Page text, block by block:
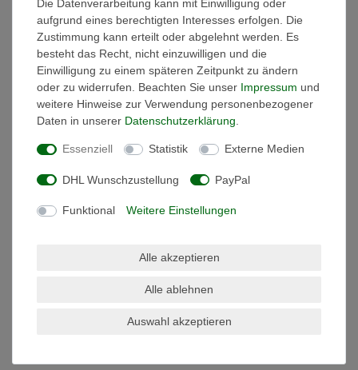
LED Flutlicht VIDEX-Fluter-Hoch
Effizienz Fluter DAVIS
Die Datenverarbeitung kann mit Einwilligung oder
aufgrund eines berechtigten Interesses erfolgen. Die
Zustimmung kann erteilt oder abgelehnt werden. Es
besteht das Recht, nicht einzuwilligen und die
Einwilligung zu einem späteren Zeitpunkt zu ändern
oder zu widerrufen. Beachten Sie unser Impressum und
weitere Hinweise zur Verwendung personenbezogener
Daten in unserer Daten­schutz­erklärung
Essenziell Statistik Externe Medien
DHL Wunschzustellung PayPal
Funktional Weitere Einstellungen
Alle akzeptieren
Alle ablehnen
Auswahl akzeptieren